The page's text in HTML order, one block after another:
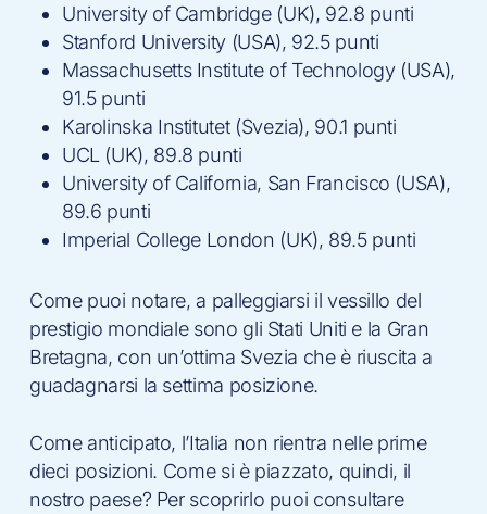
University of Cambridge (UK), 92.8 punti
Stanford University (USA), 92.5 punti
Massachusetts Institute of Technology (USA),
91.5 punti
Karolinska Institutet (Svezia), 90.1 punti
UCL (UK), 89.8 punti
University of California, San Francisco (USA),
89.6 punti
Imperial College London (UK), 89.5 punti
Come puoi notare, a palleggiarsi il vessillo del
prestigio mondiale sono gli Stati Uniti e la Gran
Bretagna, con un’ottima Svezia che è riuscita a
guadagnarsi la settima posizione.
Come anticipato, l’Italia non rientra nelle prime
dieci posizioni. Come si è piazzato, quindi, il
nostro paese? Per scoprirlo puoi consultare